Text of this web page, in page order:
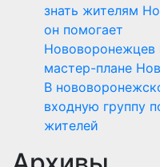
знать жителям
он помогает
Нововоронежцев
мастер-плане
В
входную группу
жителей